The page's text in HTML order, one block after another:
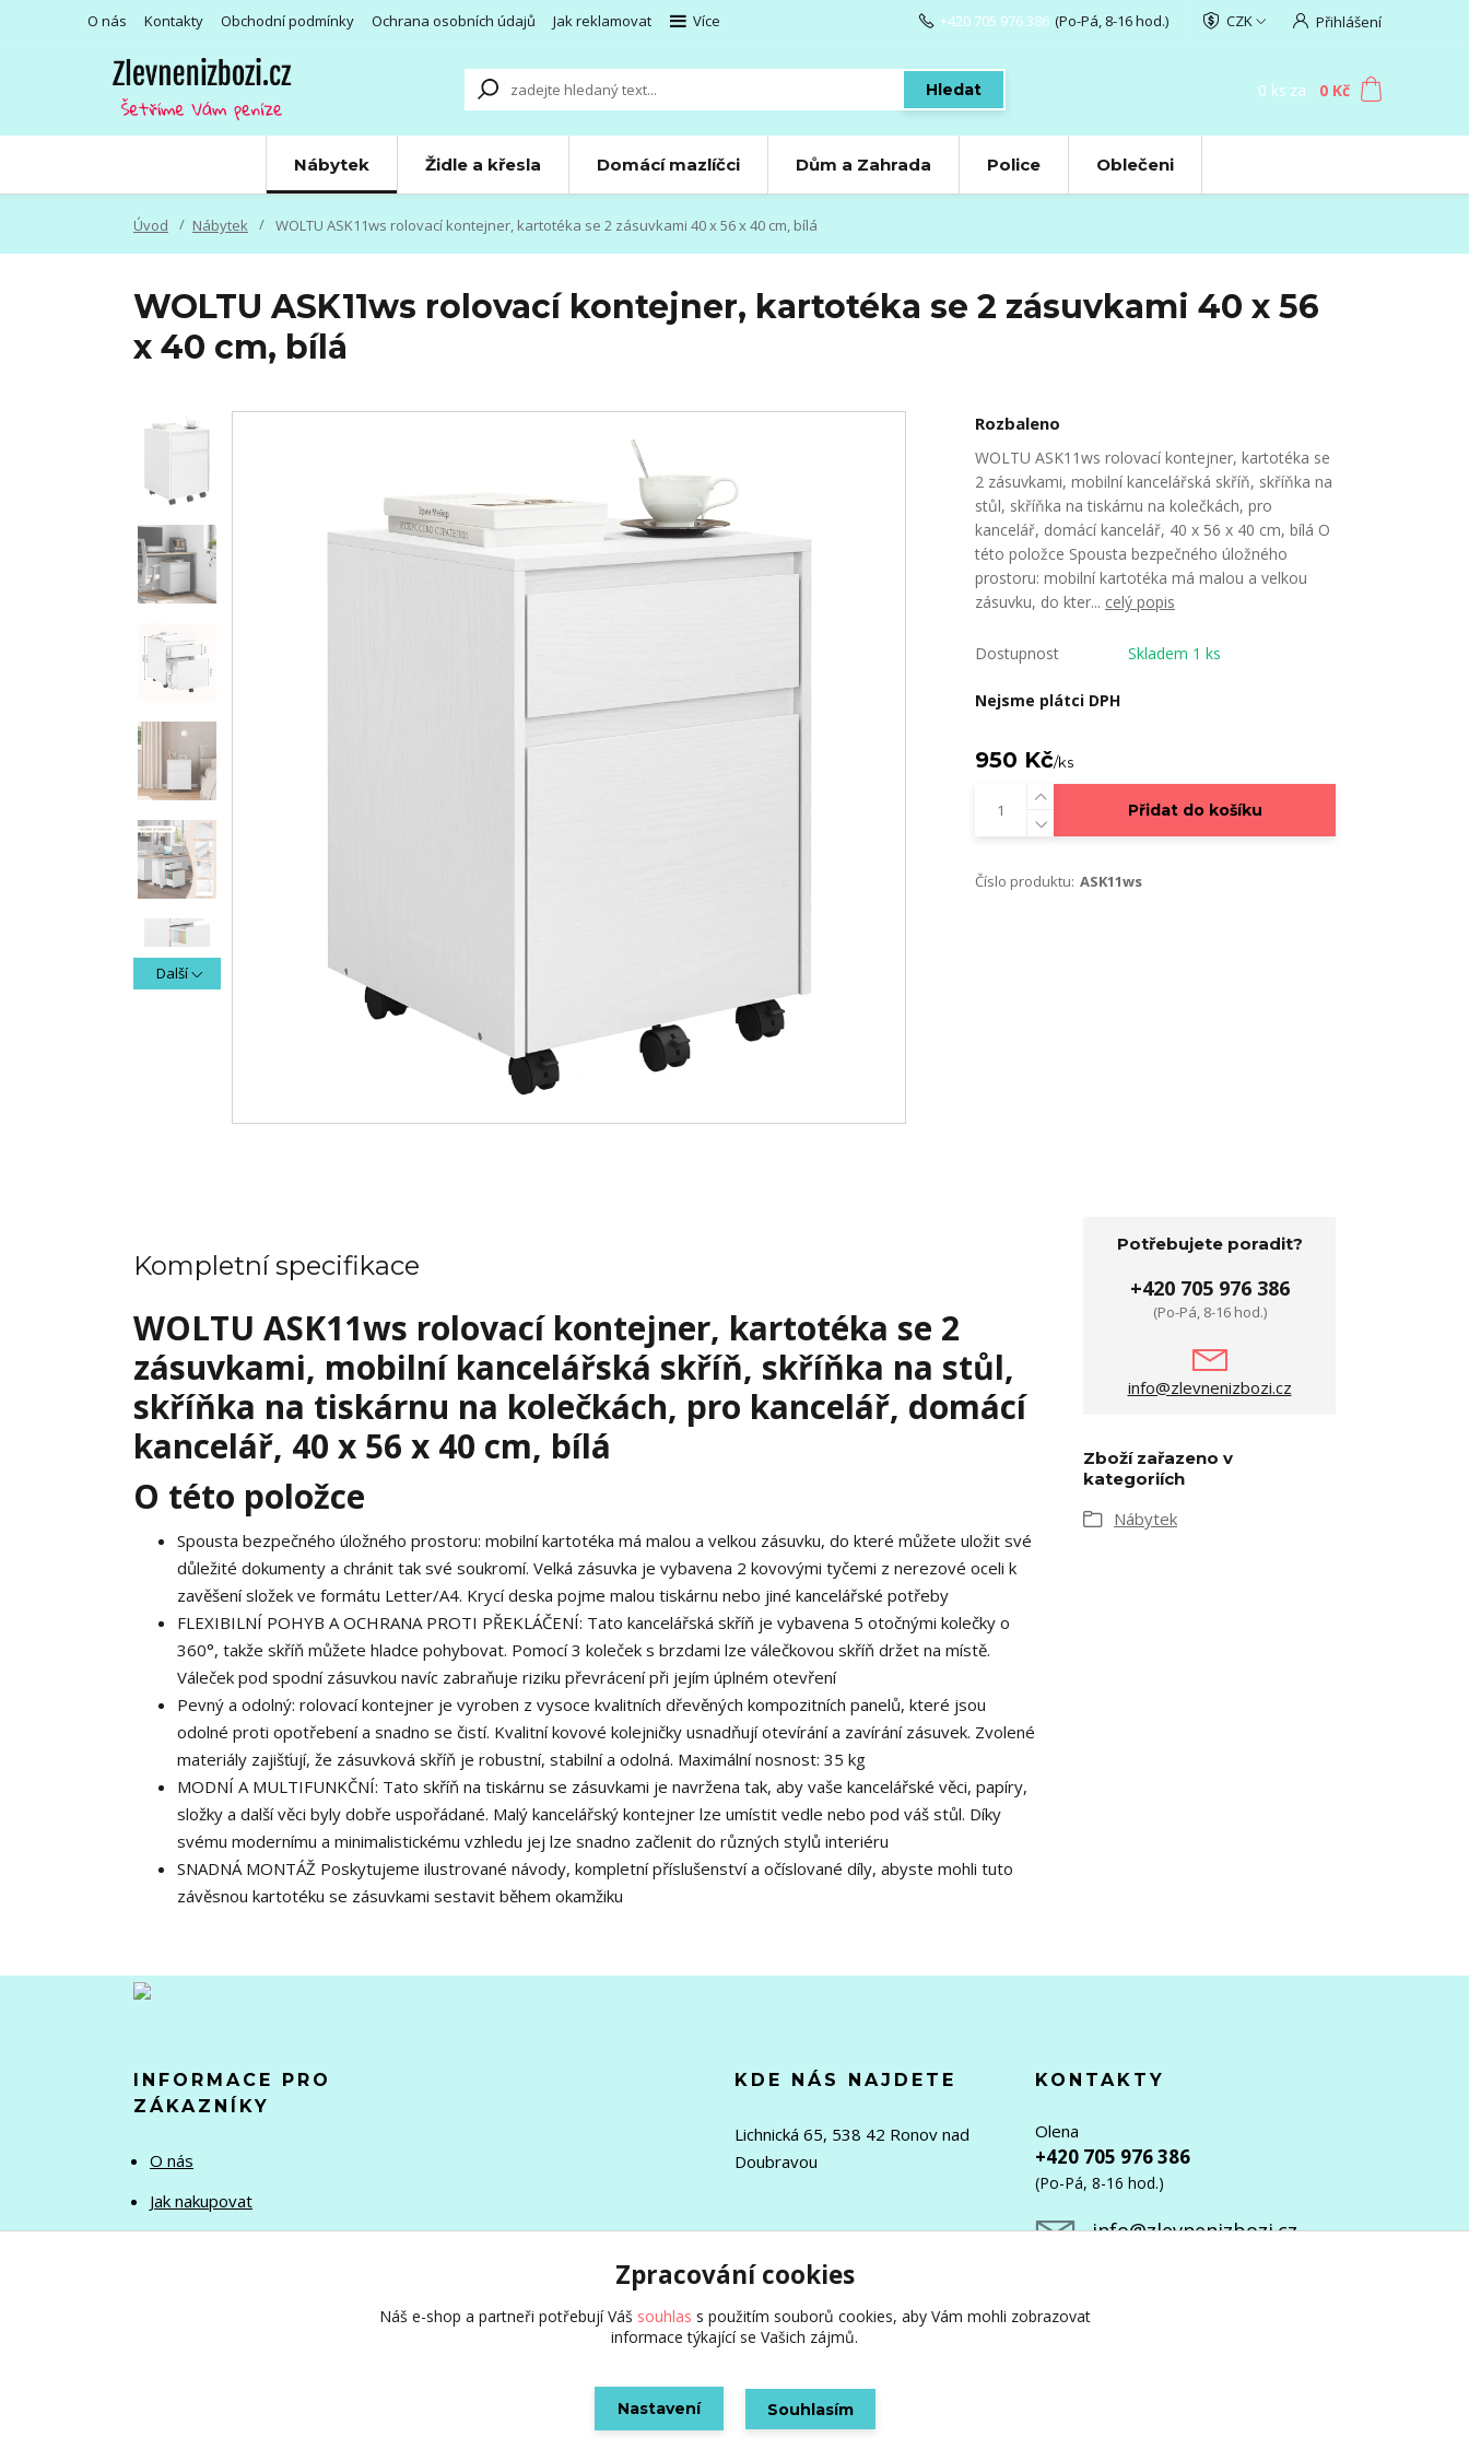
O nás Kontakty Obchodní podmínky Ochrana osobních údajů Jak reklamovat Více CZK Přihlášení
Hledat
+420 705 976 386 (Po-Pá, 8-16 hod.)
0 ks za 0 Kč
Nábytek Židle a křesla Domácí mazlíčci Dům a Zahrada Police Oblečeni
Úvod Nábytek WOLTU ASK11ws rolovací kontejner, kartotéka se 2 zásuvkami 40 x 56 x 40 cm, bílá
WOLTU ASK11ws rolovací kontejner, kartotéka se 2 zásuvkami 40 x 56
x 40 cm, bílá
Další
Rozbaleno
WOLTU ASK11ws rolovací kontejner, kartotéka se
2 zásuvkami, mobilní kancelářská skříň, skříňka na
stůl, skříňka na tiskárnu na kolečkách, pro
kancelář, domácí kancelář, 40 x 56 x 40 cm, bílá O
této položce Spousta bezpečného úložného
prostoru: mobilní kartotéka má malou a velkou
zásuvku, do kter... celý popis
Dostupnost Skladem 1 ks
Nejsme plátci DPH
950 Kč/ks
Přidat do košíku
Číslo produktu: ASK11ws
Kompletní specifikace
WOLTU ASK11ws rolovací kontejner, kartotéka se 2
zásuvkami, mobilní kancelářská skříň, skříňka na stůl,
skříňka na tiskárnu na kolečkách, pro kancelář, domácí
kancelář, 40 x 56 x 40 cm, bílá
O této položce
Spousta bezpečného úložného prostoru: mobilní kartotéka má malou a velkou zásuvku, do které můžete uložit své
důležité dokumenty a chránit tak své soukromí. Velká zásuvka je vybavena 2 kovovými tyčemi z nerezové oceli k
zavěšení složek ve formátu Letter/A4. Krycí deska pojme malou tiskárnu nebo jiné kancelářské potřeby
FLEXIBILNÍ POHYB A OCHRANA PROTI PŘEKLÁČENÍ: Tato kancelářská skříň je vybavena 5 otočnými kolečky o
360°, takže skříň můžete hladce pohybovat. Pomocí 3 koleček s brzdami lze válečkovou skříň držet na místě.
Váleček pod spodní zásuvkou navíc zabraňuje riziku převrácení při jejím úplném otevření
Pevný a odolný: rolovací kontejner je vyroben z vysoce kvalitních dřevěných kompozitních panelů, které jsou
odolné proti opotřebení a snadno se čistí. Kvalitní kovové kolejničky usnadňují otevírání a zavírání zásuvek. Zvolené
materiály zajišťují, že zásuvková skříň je robustní, stabilní a odolná. Maximální nosnost: 35 kg
MODNÍ A MULTIFUNKČNÍ: Tato skříň na tiskárnu se zásuvkami je navržena tak, aby vaše kancelářské věci, papíry,
složky a další věci byly dobře uspořádané. Malý kancelářský kontejner lze umístit vedle nebo pod váš stůl. Díky
svému modernímu a minimalistickému vzhledu jej lze snadno začlenit do různých stylů interiéru
SNADNÁ MONTÁŽ Poskytujeme ilustrované návody, kompletní příslušenství a očíslované díly, abyste mohli tuto
závěsnou kartotéku se zásuvkami sestavit během okamžiku
Potřebujete poradit?
+420 705 976 386
(Po-Pá, 8-16 hod.)
info@zlevnenizbozi.cz
Zboží zařazeno v
kategoriích
Nábytek
INFORMACE PRO
ZÁKAZNÍKY
O nás
Jak nakupovat
KDE NÁS NAJDETE
Lichnická 65, 538 42 Ronov nad
Doubravou
KONTAKTY
Olena
+420 705 976 386
(Po-Pá, 8-16 hod.)
info@zlevnenizbozi.cz
Vytvořeno na
Zpracování cookies
Náš e-shop a partneři potřebují Váš souhlas s použitím souborů cookies, aby Vám mohli zobrazovat
informace týkající se Vašich zájmů.
Nastavení Souhlasím